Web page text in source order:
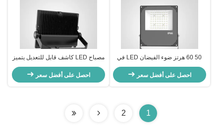
50 60 هرتز ضوء الفيضان LED في
اللون الأسود الفضي الرمادي الأبيض
لون الجسم المثالي لتطبيقات إضاءة
جسر الطرق والأنفاق
احصل على أفضل سعر
مصباح LED كاشف قابل للتعديل يتميز
بمصدر ضوء LED بتقنية SMD وكفاءة
إضاءة 100-110 لومن/واط مناسب
للتطبيقات التجارية
احصل على أفضل سعر
1
2